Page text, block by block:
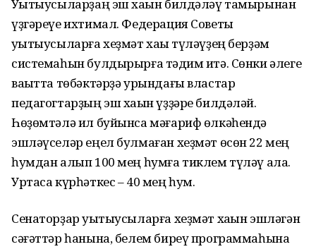
Уҡытыусыларҙаң эш хаҡын билдәләү тамырынан
үҙгәреүе ихтимал. Федерация Советы
уҡытыусыларға хеҙмәт хаҡы түләүҙең берҙәм
системаһын булдырырға тәҡдим итә. Сөнки әлеге
ваҡытта төбәктәрҙә урындағы властар
педагогтарҙың эш хаҡын үҙҙәре билдәләй.
Һөҙөмтәлә ил буйынса мәғариф өлкәһендә
эшләүселәр еңел булмаған хеҙмәт өсөн 22 мең
һумдан алып 100 мең һумға тиклем түләү ала.
Уртаса күрһәткес – 40 мең һум.
Сенаторҙар уҡытыусыларға хеҙмәт хаҡын эшләгән
сәғәттәр һанына, белем биреү программаһына